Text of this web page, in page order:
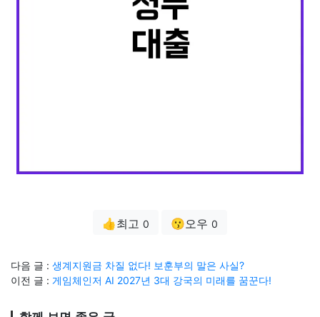
👍최고 0 😗오우 0
다음 글 : 생계지원금 차질 없다! 보훈부의 말은 사실?
이전 글 : 게임체인저 AI 2027년 3대 강국의 미래를 꿈꾼다!